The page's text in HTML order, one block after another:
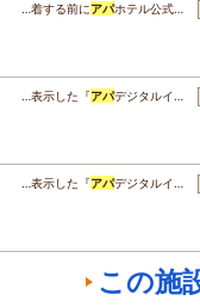
…着する前にアパホテル公式…
…表示した『アパデジタルイ…
…表示した『アパデジタルイ…
この施